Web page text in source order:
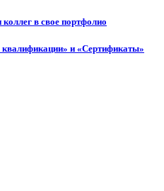
в свое портфолио
и «Сертификаты»